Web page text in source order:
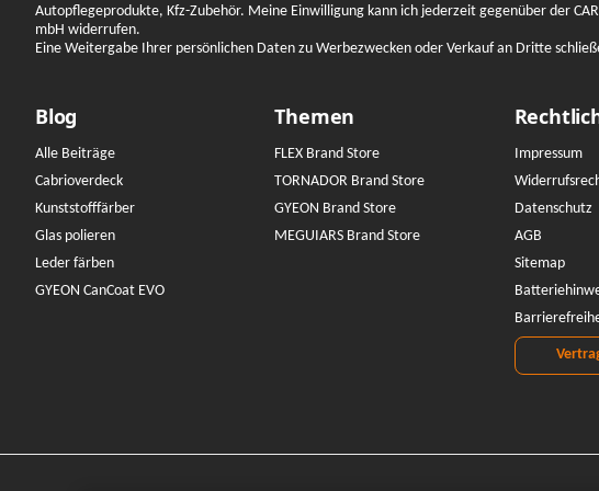
Autopflegeprodukte, Kfz-Zubehör. Meine Einwilligung kann ich jederzeit gegenüber der
mbH widerrufen.
Eine Weitergabe Ihrer persönlichen Daten zu Werbezwecken oder Verkauf an Dritte
Blog
Alle Beiträge
Cabrioverdeck
Kunststofffärber
Glas polieren
Leder färben
GYEON CanCoat EVO
Themen
FLEX Brand Store
TORNADOR Brand Store
GYEON Brand Store
MEGUIARS Brand Store
Impressum
Datenschutz
AGB
Sitemap